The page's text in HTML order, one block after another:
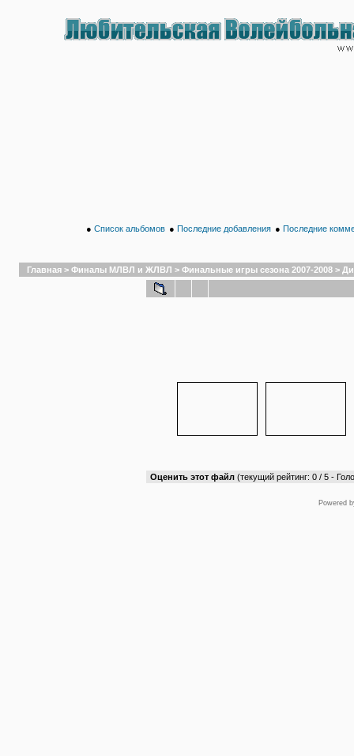
● Список альбомов ● Последние добавления ● Последние
Главная > Финалы МЛВЛ и ЖЛВЛ > Финальные игры сезона 2007-2008 >
Оценить этот файл (текущий рейтинг: 0 / 5 -
Powered